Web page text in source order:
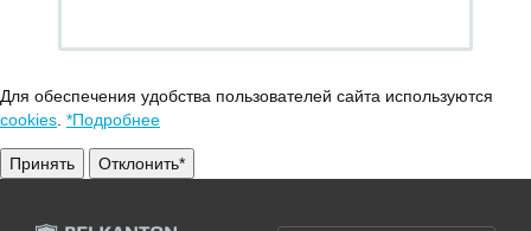
Для обеспечения удобства пользователей сайта используются
cookies *Подробнее
Принять Отклонить*